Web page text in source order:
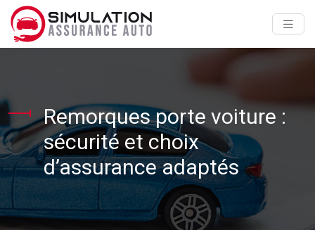
Remorques porte voiture :
sécurité et choix
d’assurance adaptés